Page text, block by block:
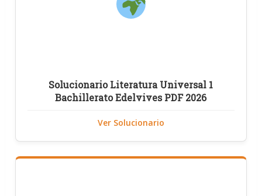
Solucionario Literatura Universal 1
Bachillerato Edelvives PDF 2026
Ver Solucionario